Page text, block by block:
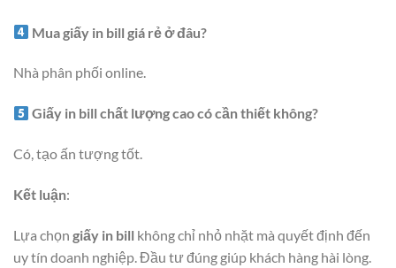
Mua giấy in bill giá rẻ ở đâu?
Nhà phân phối online.
Giấy in bill chất lượng cao có cần thiết không?
Có, tạo ấn tượng tốt.
Kết luận:
Lựa chọn giấy in bill không chỉ nhỏ nhặt mà quyết định đến
uy tín doanh nghiệp. Đầu tư đúng giúp khách hàng hài lòng.